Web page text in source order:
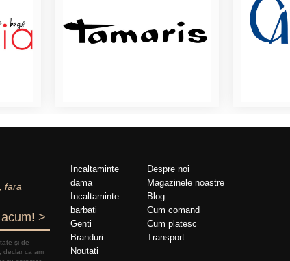
fara
>
şi de
declar ca am
Incaltaminte
dama
Incaltaminte
barbati
Genti
Branduri
Noutati
Despre noi
Magazinele noastre
Blog
Cum comand
Cum platesc
Transport